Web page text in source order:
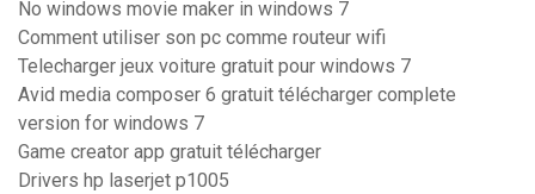
No windows movie maker in windows 7
Comment utiliser son pc comme routeur wifi
Telecharger jeux voiture gratuit pour windows 7
Avid media composer 6 gratuit télécharger complete
version for windows 7
Game creator app gratuit télécharger
Drivers hp laserjet p1005